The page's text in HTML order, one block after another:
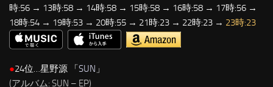
時:56 → 13時:58 → 14時:58 → 15時:58 → 16時:58 → 17時:56 →
18時:54 → 19時:53 → 20時:55 → 21時:23 → 22時:23 → 23時:23
●24位…星野源 「 SUN 」
(アルバム: SUN – EP)